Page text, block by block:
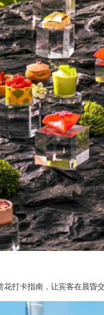
打卡指南，让宾客在晨昏